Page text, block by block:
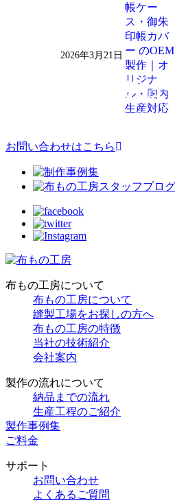
2026年3月21日
お問い合わせはこちら
布もの工房について
布もの工房について
縫製工場をお探しの方へ
布もの工房の特徴
当社の技術紹介
会社案内
製作の流れについて
納品までの流れ
生産工程のご紹介
製作事例集
ご料金
サポート
お問い合わせ
よくあるご質問